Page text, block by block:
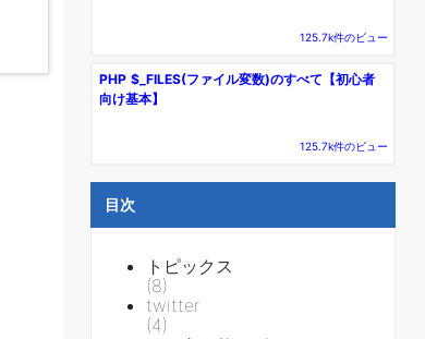
125.7k件のビュー
PHP $_FILES(ファイル変数)のすべて【初心者
向け基本】
125.7k件のビュー
目次
トピックス
(8)
twitter
(4)